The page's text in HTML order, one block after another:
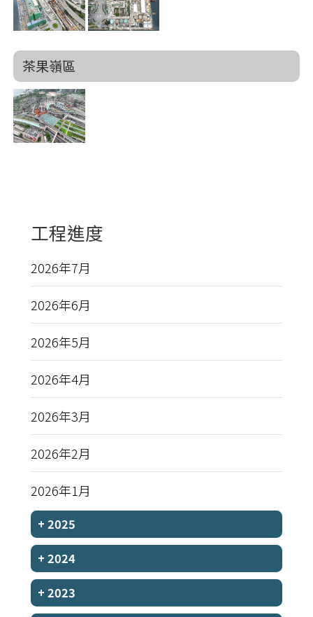
茶果嶺區
工程進度
2026年7月
2026年6月
2026年5月
2026年4月
2026年3月
2026年2月
2026年1月
+ 2025
+ 2024
+ 2023